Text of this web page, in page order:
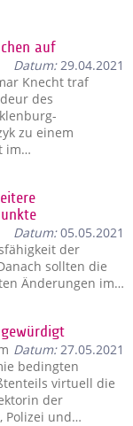
auf
Datum:29.04.2021
Knecht traf
des
zu einem
im…
Datum:05.05.2021
der
sollten die
Änderungen im…
gewürdigt
Datum:27.05.2021
bedingten
virtuell die
der
Polizei und…